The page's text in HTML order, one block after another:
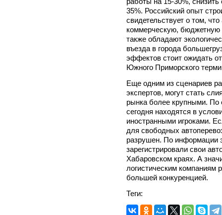
35%. Российский опыт
свидетельствует о том,
коммерческую, бюджетную
также обладают
въезда в города
эффектов стоит ожидать
Южного Приморского
Еще одним из сценариев
экспертов, могут стать
рынка более крупными. По
сегодня находятся в
иностранными игроками.
для свободных
разрушен. По информации
зарегистрировали свои
Хабаровском краях. А
логистическим компаниям
большей конкуренцией.
Теги: